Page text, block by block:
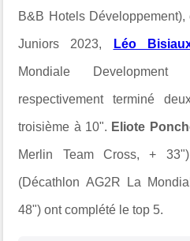
B&B Hotels
Juniors 2023, Léo
Mondiale
respectivement terminé
troisième à 10". Eliote
Merlin Team Cross, +
(Décathlon AG2R La
48") ont complété le top 5.